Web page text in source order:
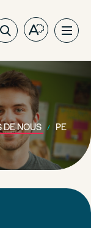
Ouvrez
barre
d'outilsdu
DE NOUS